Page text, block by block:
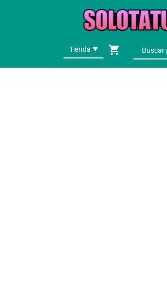
Tienda